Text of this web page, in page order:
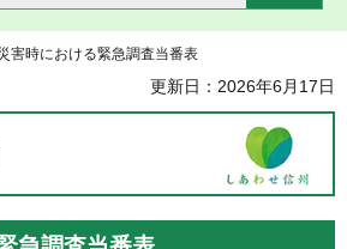
害時における緊急調査当番表
更新日：2026年6月17日